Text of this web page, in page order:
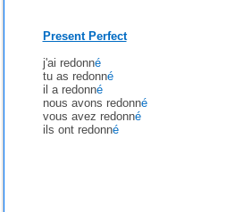
Present Perfect
j'ai redonné
tu as redonné
il a redonné
nous avons redonné
vous avez redonné
ils ont redonné